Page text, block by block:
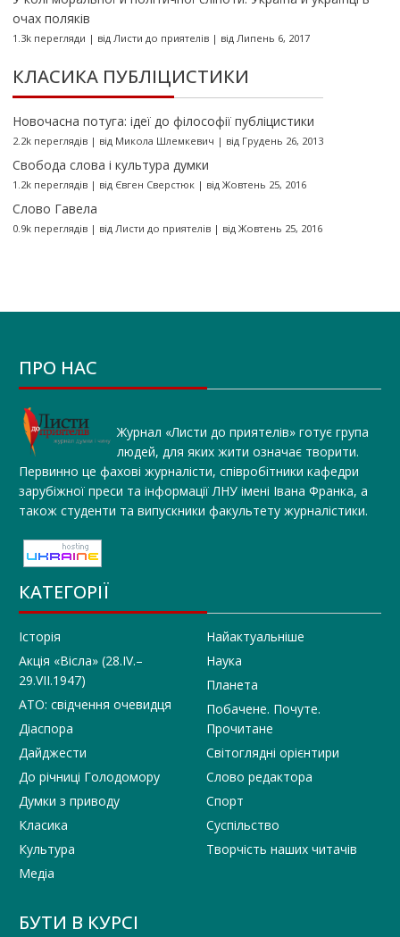
очах поляків
1.3k перегляди | від Листи до приятелів| від Липень 6, 2017
КЛАСИКА ПУБЛІЦИСТИКИ
Новочасна потуга: ідеї до філософії публіцистики
2.2k переглядів| від Микола Шлемкевич | від Грудень 26, 2013
Свобода слова і культура думки
1.2k переглядів| від Євген Сверстюк| від Жовтень 25, 2016
Слово Гавела
0.9k переглядів| від Листи до приятелів| від Жовтень 25, 2016
ПРО НАС
Журнал «Листи до приятелів» готує група
людей, для яких жити означає творити.
Первинно це фахові журналісти, співробітники кафедри
зарубіжної преси та інформації ЛНУ імені Івана Франка, а
також студенти та випускники факультету журналістики.
КАТЕГОРІЇ
Історія
Акція «Вісла» (28.IV.–
29.VII.1947)
АТО: свідчення очевидця
Діаспора
Дайджести
До річниці Голодомору
Думки з приводу
Класика
Культура
Медіа
Найактуальніше
Наука
Планета
Побачене. Почуте.
Прочитане
Світоглядні орієнтири
Слово редактора
Спорт
Суспільство
Творчість наших читачів
БУТИ В КУРСІ